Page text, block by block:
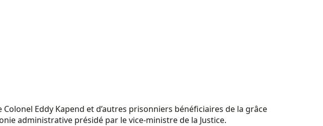
Eddy Kapend et d’autres prisonniers bénéficiaires de la grâce
administrative présidé par le vice-ministre de la Justice.